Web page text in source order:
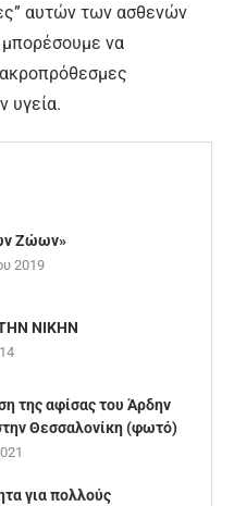
αυτών των ασθενών
να
υγεία.
Ζώων»
2019
ΝΙΚΗΝ
της αφίσας του Άρδην
Θεσσαλονίκη (φωτό)
για πολλούς